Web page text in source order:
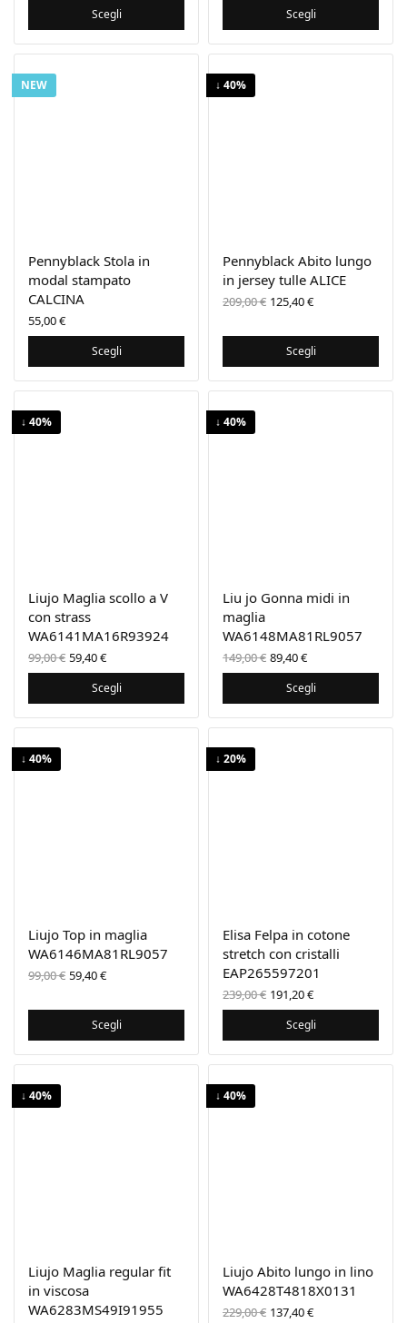
Scegli Scegli
NEW
Pennyblack Stola in
modal stampato
CALCINA
55,00€
Scegli
↓ 40%
Pennyblack Abito lungo
in jersey tulle ALICE
209,00€ Il prezzo
originale
209,00 €.
125,40€Il prezzo
125,40 €.
Scegli
↓ 40%
Liujo Maglia scollo a V
con strass
WA6141MA16R93924
99,00€ Il prezzo
originale
era:
99,00 €.
59,40€Il
prezzo
attuale
è:
59,40 €.
Scegli
↓ 40%
Liu jo Gonna midi in
maglia
WA6148MA81RL9057
149,00€ Il prezzo
originale
era:
149,00 €.
89,40€Il
prezzo
attuale
è:
89,40 €.
Scegli
↓ 40%
Liujo Top in maglia
WA6146MA81RL9057
99,00€ Il prezzo
originale
99,00 €.
59,40€Il
59,40 €.
Scegli
↓ 20%
Elisa Felpa in cotone
stretch con cristalli
EAP265597201
239,00€ Il prezzo
originale
era:
239,00 €.
191,20€Il prezzo
attuale
è:
191,20 €.
Scegli
↓ 40%
Liujo Maglia regular fit
in viscosa
WA6283MS49I91955
↓ 40%
Liujo Abito lungo in lino
WA6428T4818X0131
229,00€ Il prezzo
137,40€Il prezzo